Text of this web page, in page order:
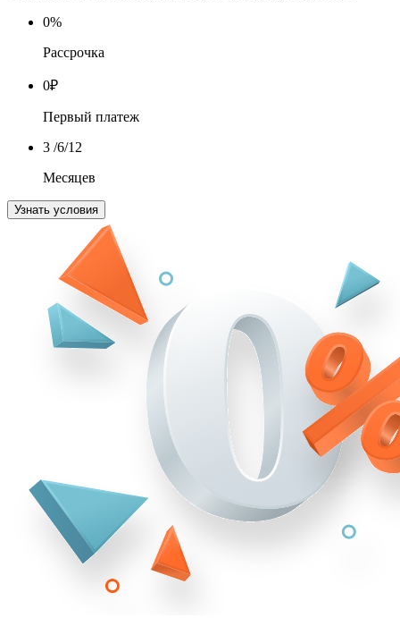
0%
Рассрочка
0₽
Первый платеж
3 /6/12
Месяцев
Узнать условия